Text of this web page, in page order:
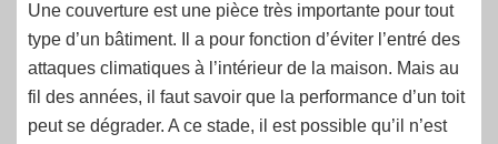
Une couverture est une pièce très importante pour tout
type d’un bâtiment. Il a pour fonction d’éviter l’entré des
attaques climatiques à l’intérieur de la maison. Mais au
fil des années, il faut savoir que la performance d’un toit
peut se dégrader. A ce stade, il est possible qu’il n’est